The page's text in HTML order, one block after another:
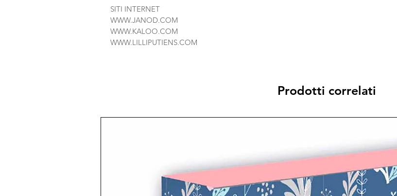
SITI INTERNET
WWW.JANOD.COM
WWW.KALOO.COM
WWW.LILLIPUTIENS.COM
Prodotti correlati